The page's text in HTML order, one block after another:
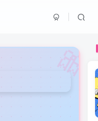
🎀